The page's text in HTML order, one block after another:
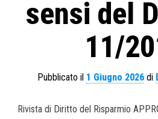
sensi del
11/
Pubblicato il 1 Giugno 2026di
Rivista di Diritto del Risparmio